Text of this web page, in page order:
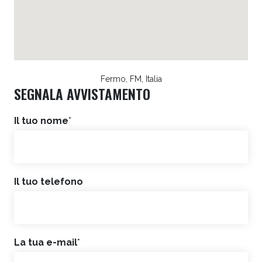
Fermo, FM, Italia
SEGNALA AVVISTAMENTO
Il tuo nome*
Il tuo telefono
La tua e-mail*